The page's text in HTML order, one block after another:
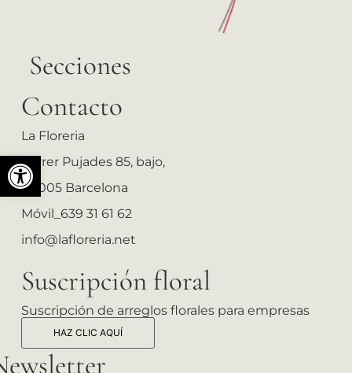
Abrir barra de herramientas
Secciones
Contacto
La Floreria
Carrer Pujades 85, bajo,
08005 Barcelona
Móvil_639 31 61 62
info@lafloreria.net
Suscripción floral
Suscripción de arreglos florales para empresas
HAZ CLIC AQUÍ